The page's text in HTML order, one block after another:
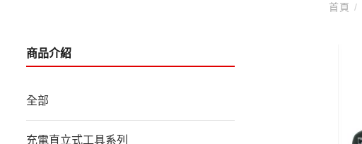
首頁/
商品介紹
全部
充電直立式工具系列